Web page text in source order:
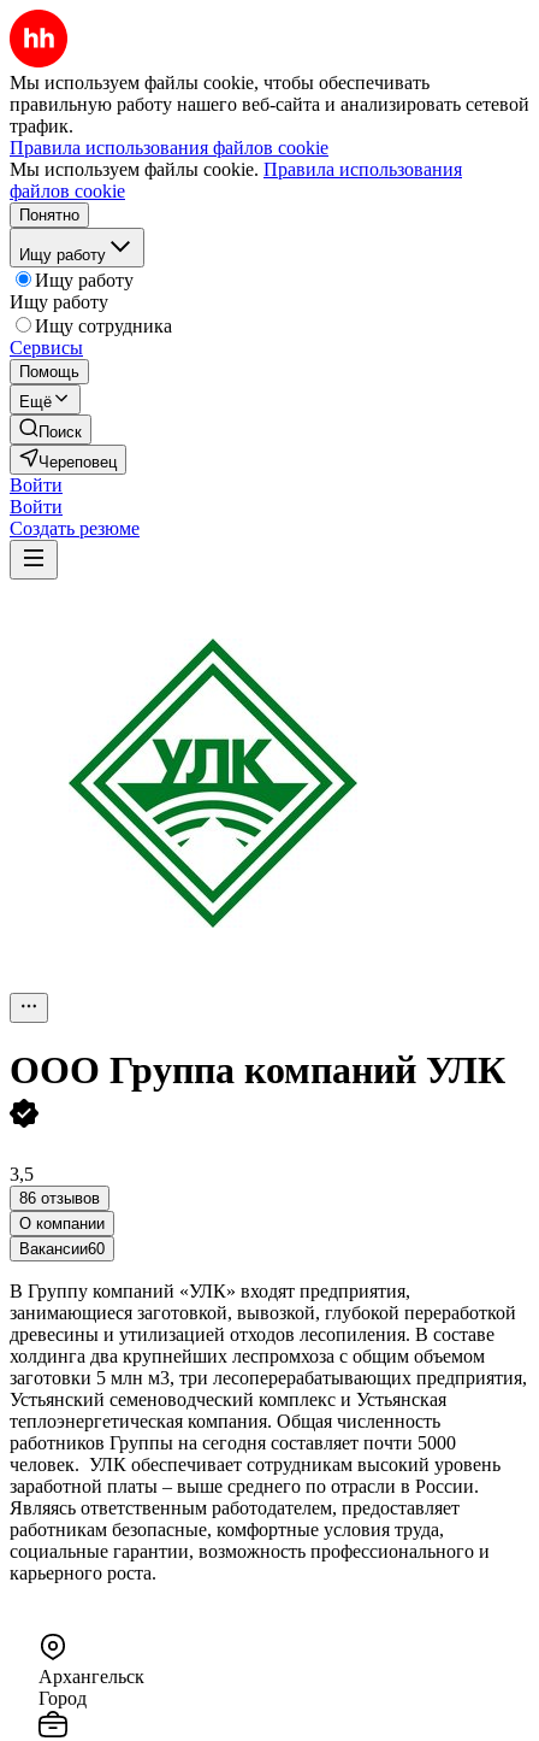
Мы используем файлы cookie, чтобы обеспечивать
правильную работу нашего веб-сайта и анализировать сетевой
трафик.
Правила использования файлов cookie
Мы используем файлы cookie. Правила использования
файлов cookie
Понятно
Ищу работу
Ищу работу
Ищу работу
Ищу сотрудника
Сервисы
Помощь
Ещё
Поиск
Череповец
Войти
Войти
Создать резюме
ООО Группа компаний УЛК
3,5
86 отзывов
О компании
Вакансии60
В Группу компаний «УЛК» входят предприятия,
занимающиеся заготовкой, вывозкой, глубокой переработкой
древесины и утилизацией отходов лесопиления. В составе
холдинга два крупнейших леспромхоза с общим объемом
заготовки 5 млн м3, три лесоперерабатывающих предприятия,
Устьянский семеноводческий комплекс и Устьянская
теплоэнергетическая компания. Общая численность
работников Группы на сегодня составляет почти 5000
человек. УЛК обеспечивает сотрудникам высокий уровень
заработной платы – выше среднего по отрасли в России.
Являясь ответственным работодателем, предоставляет
работникам безопасные, комфортные условия труда,
социальные гарантии, возможность профессионального и
карьерного роста.
Архангельск
Город